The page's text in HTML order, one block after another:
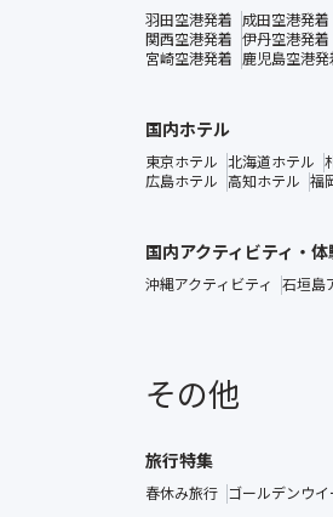
羽田空港発着 成田空港発着
関西空港発着
伊丹空港発着
宮崎空港発着
鹿児島空港発
国内ホテル
東京ホテル 北海道ホテル
広島ホテル
高知ホテル 福
国内アクティビティ・体
沖縄アクティビティ 石垣島
その他
旅行特集
春休み旅行 ゴールデンウ